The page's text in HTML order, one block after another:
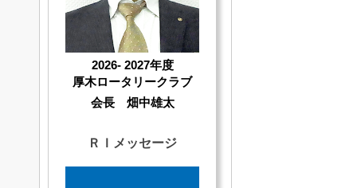
2026- 2027年度
厚木ロータリークラブ
会長 畑中雄太
ＲＩメッセージ